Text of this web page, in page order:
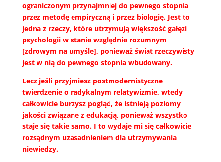
ograniczonym przynajmniej do pewnego stopnia
przez metodę empiryczną i przez biologię. Jest to
jedna z rzeczy, które utrzymują większość gałęzi
psychologii w stanie względnie rozumnym
[zdrowym na umyśle], ponieważ świat rzeczywisty
jest w nią do pewnego stopnia wbudowany.
Lecz jeśli przyjmiesz postmodernistyczne
twierdzenie o radykalnym relatywizmie, wtedy
całkowicie burzysz pogląd, że istnieją poziomy
jakości związane z edukacją, ponieważ wszystko
staje się takie samo. I to wydaje mi się całkowicie
rozsądnym uzasadnieniem dla utrzymywania
niewiedzy.